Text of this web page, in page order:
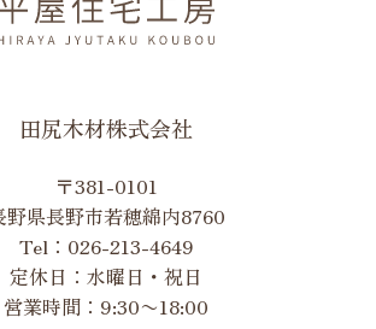
田尻木材株式会社
〒381-0101
野県長野市若穂綿内8760
Tel： 026-213-4649
定休日：水曜日・祝日
営業時間：9:30〜18:00